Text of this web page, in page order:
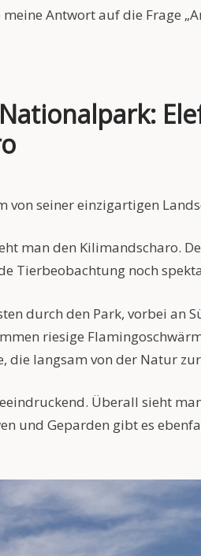
Antwort auf die Frage
von seiner einzigartigen
man den Kilimandscharo.
Tierbeobachtung noch
durch den Park, vorbei an
riesige
die langsam von der Natur
Überall sieht
und Geparden gibt es